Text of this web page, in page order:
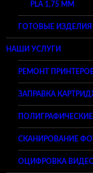
PLA 1,75 ММ
ГОТОВЫЕ ИЗДЕЛИЯ
НАШИ УСЛУГИ
РЕМОНТ
ЗАПРАВКА
СКАНИРОВАНИЕ
ОЦИФРОВКА